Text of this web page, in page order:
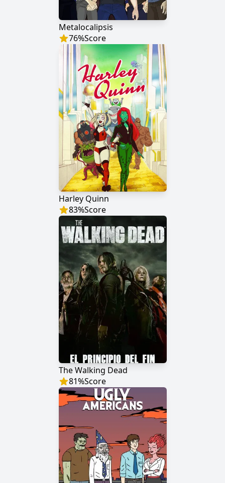
Metalocalipsis
76%Score
Harley Quinn
83%Score
The Walking Dead
81%Score